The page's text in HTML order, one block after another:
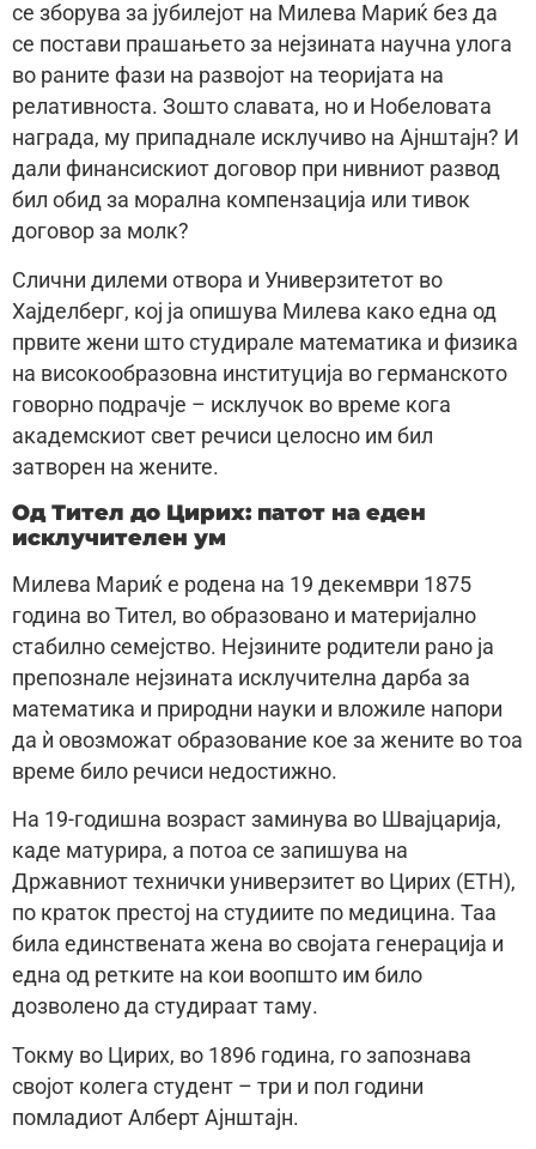
се зборува за јубилејот на Милева Мариќ без да
се постави прашањето за нејзината научна улога
во раните фази на развојот на теоријата на
релативноста. Зошто славата, но и Нобеловата
награда, му припаднале исклучиво на Ајнштајн? И
дали финансискиот договор при нивниот развод
бил обид за морална компензација или тивок
договор за молк?
Слични дилеми отвора и Универзитетот во
Хајделберг, кој ја опишува Милева како една од
првите жени што студирале математика и физика
на високообразовна институција во германското
говорно подрачје – исклучок во време кога
академскиот свет речиси целосно им бил
затворен на жените.
Од Тител до Цирих: патот на еден
исклучителен ум
Милева Мариќ е родена на 19 декември 1875
година во Тител, во образовано и материјално
стабилно семејство. Нејзините родители рано ја
препознале нејзината исклучителна дарба за
математика и природни науки и вложиле напори
да ѝ овозможат образование кое за жените во тоа
време било речиси недостижно.
На 19-годишна возраст заминува во Швајцарија,
каде матурира, а потоа се запишува на
Државниот технички универзитет во Цирих (ETH),
по краток престој на студиите по медицина. Таа
била единствената жена во својата генерација и
една од ретките на кои воопшто им било
дозволено да студираат таму.
Токму во Цирих, во 1896 година, го запознава
својот колега студент – три и пол години
помладиот Алберт Ајнштајн.